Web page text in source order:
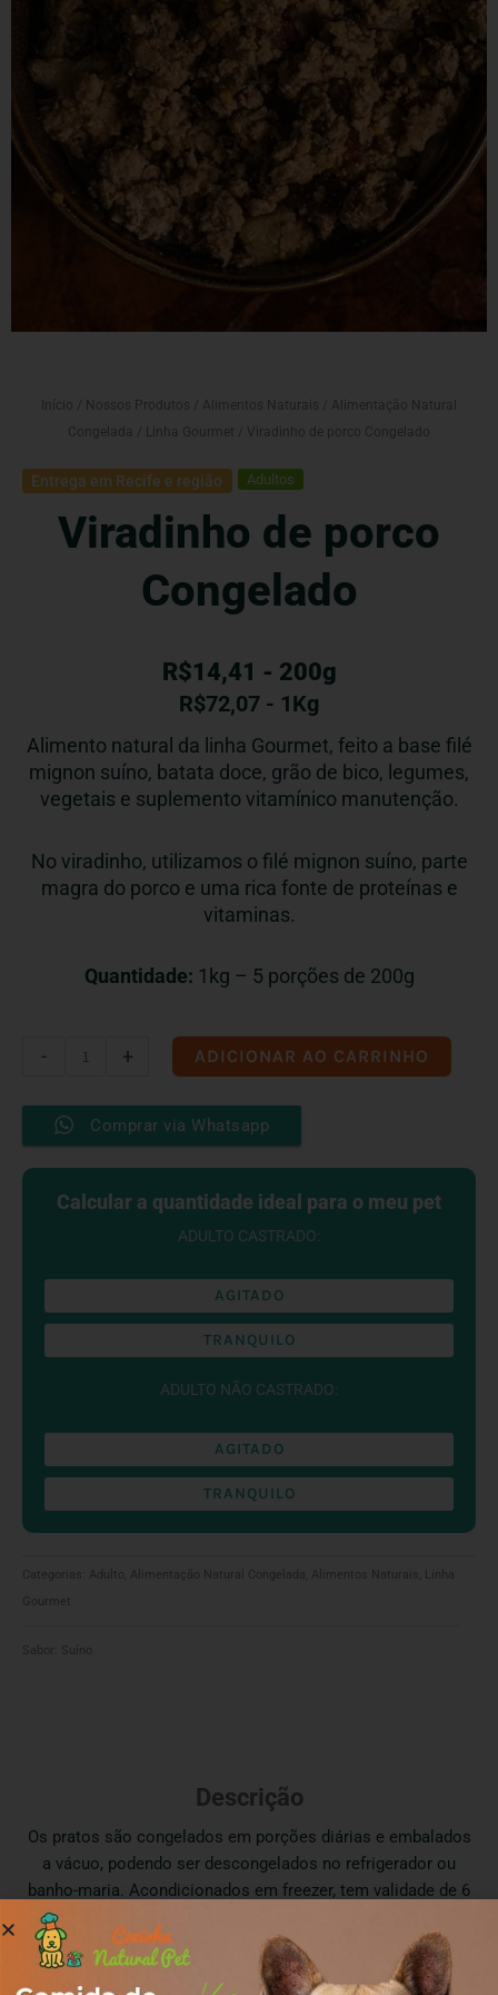
Início Nossos Produtos Alimentos Naturais
Alimentação Natural
Congelada
Linha Gourmet / Viradinho de porco Congelado
Entrega em Recife e região Adultos
Viradinho de porco
Congelado
R$14,41 - 200g
R$72,07 - 1Kg
Alimento natural da linha Gourmet, feito a base filé
mignon suíno, batata doce, grão de bico, legumes,
vegetais e suplemento vitamínico manutenção.
No viradinho, utilizamos o filé mignon suíno, parte
magra do porco e uma rica fonte de proteínas e
vitaminas.
Quantidade: 1kg – 5 porções de 200g
-
Viradinho
porco
Congelado
+ ADICIONAR AO CARRINHO
Comprar via Whatsapp
Calcular a quantidade ideal para o meu pet
ADULTO CASTRADO:
AGITADO
TRANQUILO
ADULTO NÃO CASTRADO:
AGITADO
TRANQUILO
Categorias: Adulto Alimentação Natural Congelada Alimentos Naturais
Linha
Gourmet
Sabor: Suíno
Descrição
Os pratos são congelados em porções diárias e embalados
a vácuo, podendo ser descongelados no refrigerador ou
banho-maria. Acondicionados em freezer, tem validade de 6
meses e, após descongelados, podem permanecer no
refrigerador por até 2 dias.